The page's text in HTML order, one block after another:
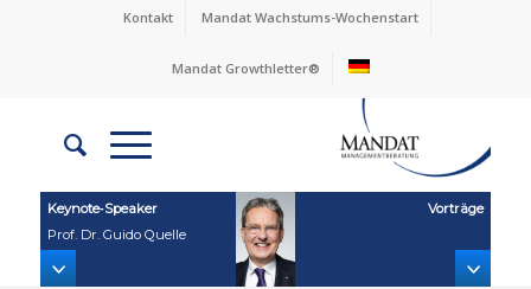
Kontakt Mandat Wachstums-Wochenstart
Mandat Growthletter®
Keynote‑Speaker
Prof. Dr. Guido Quelle
Vorträge